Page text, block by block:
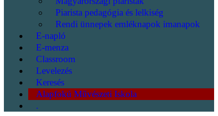
Piarista pedagógia és lelkiség
Rendi ünnepek emléknapok imanapok
E-napló
E-menza
Classroom
Levelezés
Keresés
Alapfokú Művészeti Iskola
.